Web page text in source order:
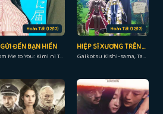
Hoàn Tất (12/12)
GỬI ĐẾN BẠN HIỀN
From Me to You: Kimi ni Todoke (2023)
Hoàn Tất (12/12)
HIỆP SĨ XƯƠNG TRÊN ĐƯỜNG DU HÀNH ĐẾN THẾ GIỚI KHÁC
Gaikotsu Kishi-sama, Tadaima Isekai e Odekakechuu, Skeleton Knight in Another World (2022)